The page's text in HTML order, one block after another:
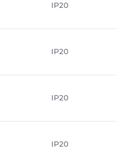
IP20
IP20
IP20
IP20